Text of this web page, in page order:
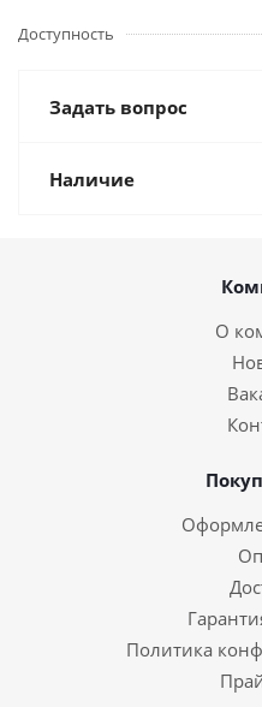
Доступность
Задать вопрос
Наличие
О
Политика